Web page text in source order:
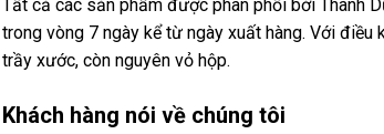
Tất cả các sản phẩm được phân phối bởi Thành
trong vòng 7 ngày kể từ ngày xuất hàng. Với điều
trầy xước, còn nguyên vỏ hộp.
Khách hàng nói về chúng tôi